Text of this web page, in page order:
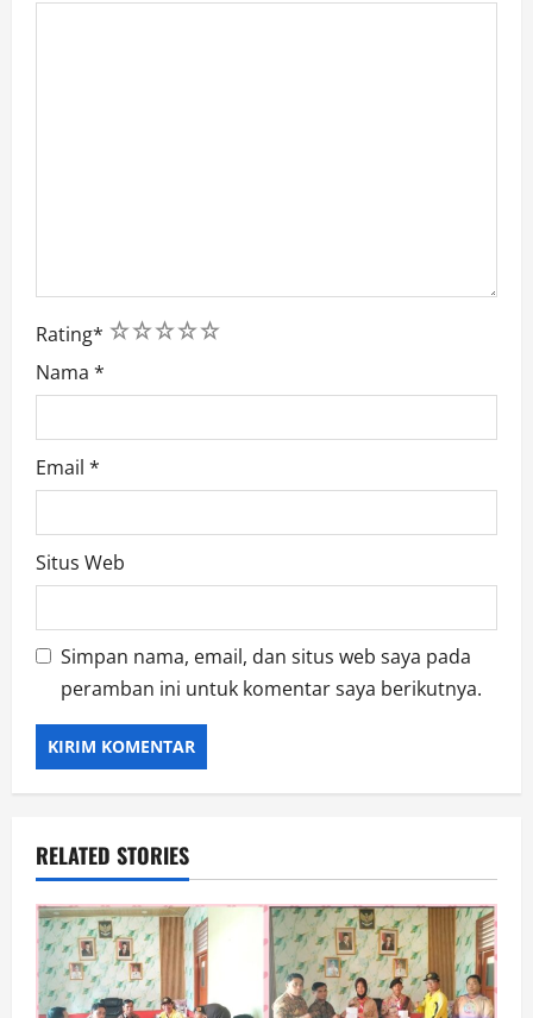
Rating* 5
4
3
2
1
Nama *
Email *
Situs Web
Simpan nama, email, dan situs web saya pada
peramban ini untuk komentar saya berikutnya.
RELATED STORIES